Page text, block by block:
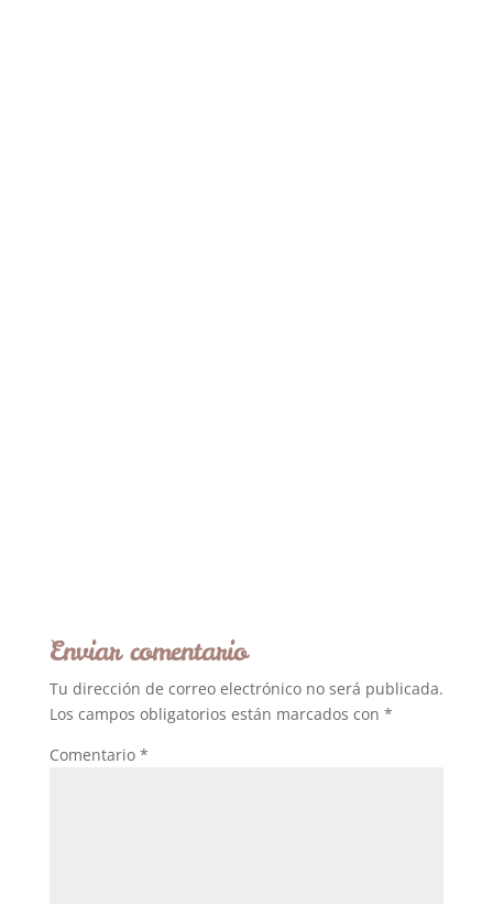
Enviar comentario
Tu dirección de correo electrónico no será publicada.
Los campos obligatorios están marcados con *
Comentario *